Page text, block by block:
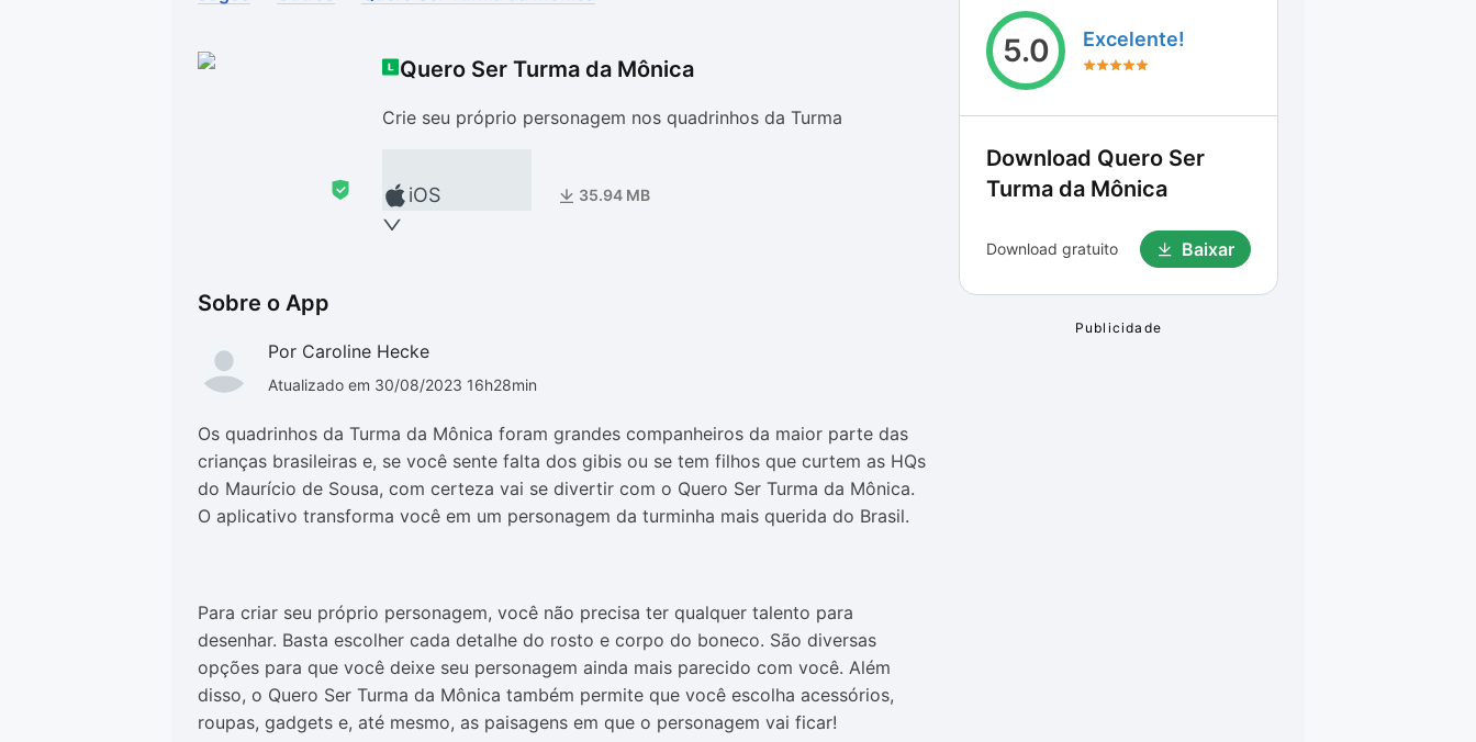
Quero Ser Turma da Mônica
Crie seu próprio personagem nos quadrinhos da Turma
iOS 35.94 MB
Sobre o App
Por Caroline Hecke
Atualizado em 30/08/2023 16h28min
Os quadrinhos da Turma da Mônica foram grandes companheiros da maior parte das
crianças brasileiras e, se você sente falta dos gibis ou se tem filhos que curtem as HQs
do Maurício de Sousa, com certeza vai se divertir com o Quero Ser Turma da Mônica.
O aplicativo transforma você em um personagem da turminha mais querida do Brasil.
Para criar seu próprio personagem, você não precisa ter qualquer talento para
desenhar. Basta escolher cada detalhe do rosto e corpo do boneco. São diversas
opções para que você deixe seu personagem ainda mais parecido com você. Além
disso, o Quero Ser Turma da Mônica também permite que você escolha acessórios,
roupas, gadgets e, até mesmo, as paisagens em que o personagem vai ficar!
5.0 Excelente!
Download Quero Ser
Turma da Mônica
Download gratuito Baixar